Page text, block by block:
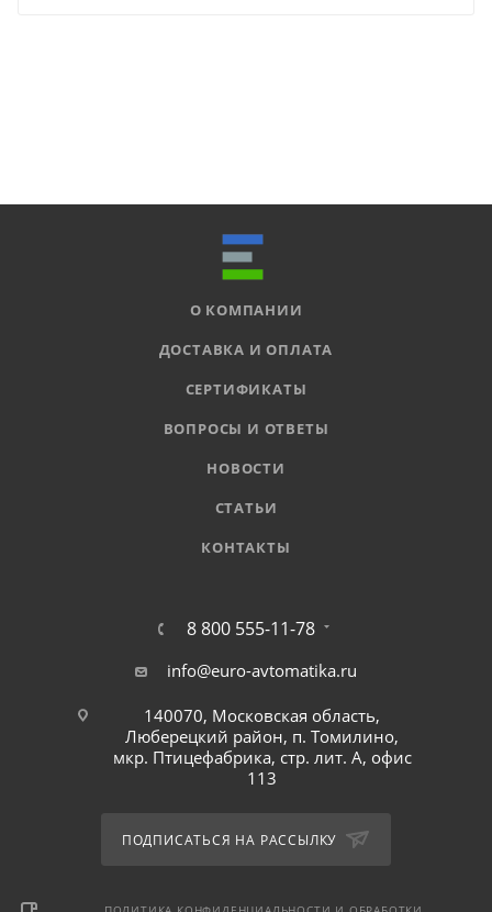
О КОМПАНИИ
ДОСТАВКА И ОПЛАТА
СЕРТИФИКАТЫ
ВОПРОСЫ И ОТВЕТЫ
НОВОСТИ
СТАТЬИ
КОНТАКТЫ
8 800 555-11-78
info@euro-avtomatika.ru
140070, Московская область,
Люберецкий район, п. Томилино,
мкр. Птицефабрика, стр. лит. А, офис
113
ПОДПИСАТЬСЯ НА РАССЫЛКУ